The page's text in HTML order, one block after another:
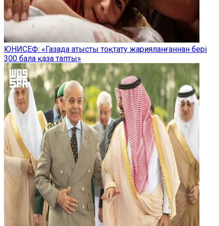
ЮНИСЕФ: «Газада атысты тоқтату жарияланғаннан бері
300 бала қаза тапты»